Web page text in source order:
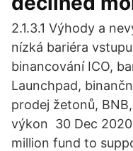
2.1.3.1 Výhody a
nízká bariéra
binancování ICO,
Launchpad,
prodej žetonů,
výkon 30 Dec 2020
million fund to